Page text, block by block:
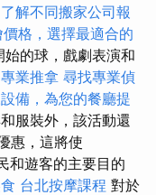
解不同搬家公司報
格，選擇最適合的
始的球，戲劇表演和
專業推拿 尋找專業偵
備，為您的餐廳提
服裝外，該活動還
惠，這將使
和遊客的主要目的
台北按摩課程 對於